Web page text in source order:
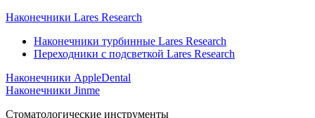
Наконечники Lares Research
Наконечники турбинные Lares Research
Переходники с подсветкой Lares Research
Наконечники AppleDental
Наконечники Jinme
Стоматологические инструменты